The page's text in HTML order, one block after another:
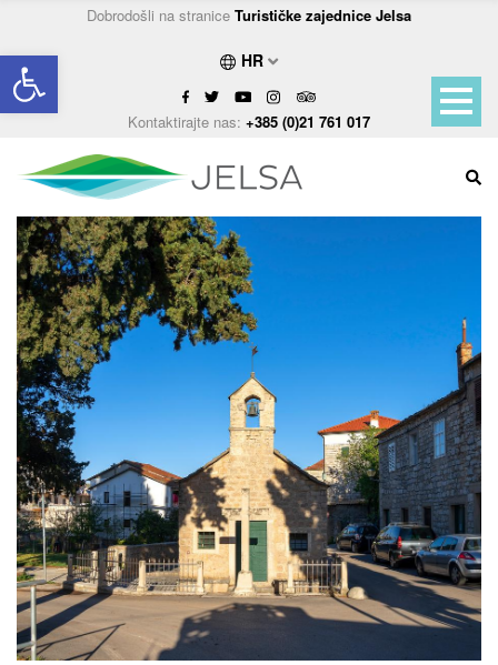
Open toolbar
Dobrodošli na stranice Turističke zajednice Jelsa
HR
Kontaktirajte nas: +385 (0)21 761 017